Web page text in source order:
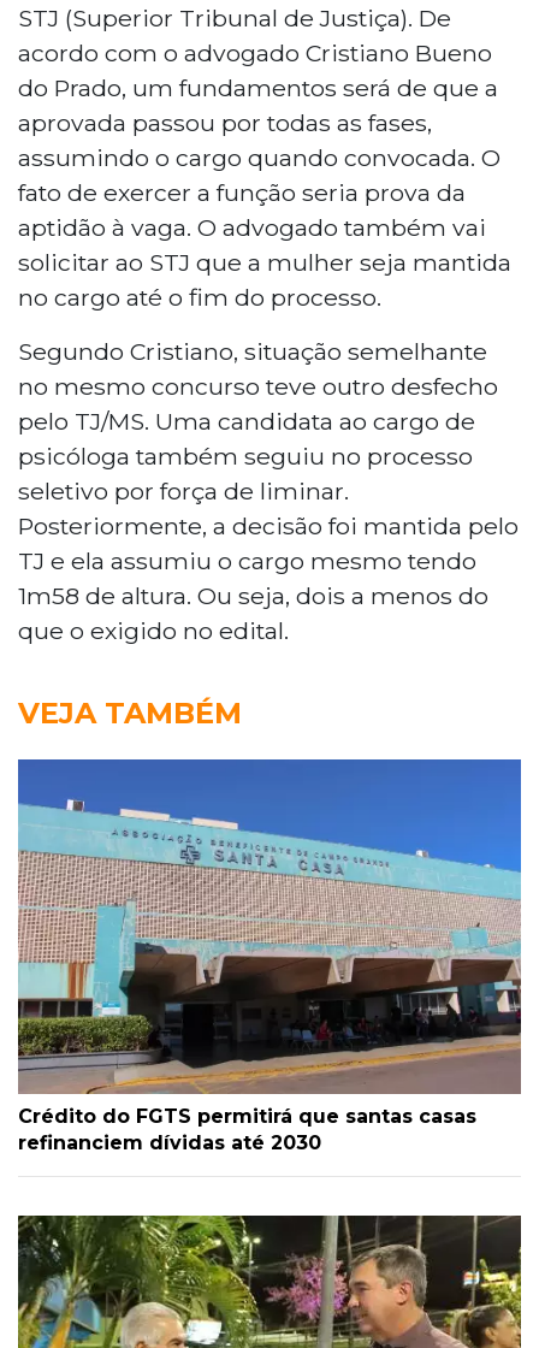
STJ (Superior Tribunal de Justiça). De
acordo com o advogado Cristiano Bueno
do Prado, um fundamentos será de que a
aprovada passou por todas as fases,
assumindo o cargo quando convocada. O
fato de exercer a função seria prova da
aptidão à vaga. O advogado também vai
solicitar ao STJ que a mulher seja mantida
no cargo até o fim do processo.
Segundo Cristiano, situação semelhante
no mesmo concurso teve outro desfecho
pelo TJ/MS. Uma candidata ao cargo de
psicóloga também seguiu no processo
seletivo por força de liminar.
Posteriormente, a decisão foi mantida pelo
TJ e ela assumiu o cargo mesmo tendo
1m58 de altura. Ou seja, dois a menos do
que o exigido no edital.
VEJA TAMBÉM
Crédito do FGTS permitirá que santas casas
refinanciem dívidas até 2030